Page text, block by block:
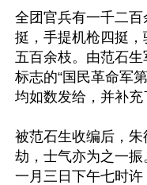
全团官兵有一千二
挺，手提机枪四挺
五百余枝。由范石
标志的“国民革命军
均如数发给，并补充
被范石生收编后，
劫，士气亦为之一
一月三日下午七时